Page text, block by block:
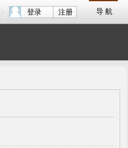
导 航
注册
登录